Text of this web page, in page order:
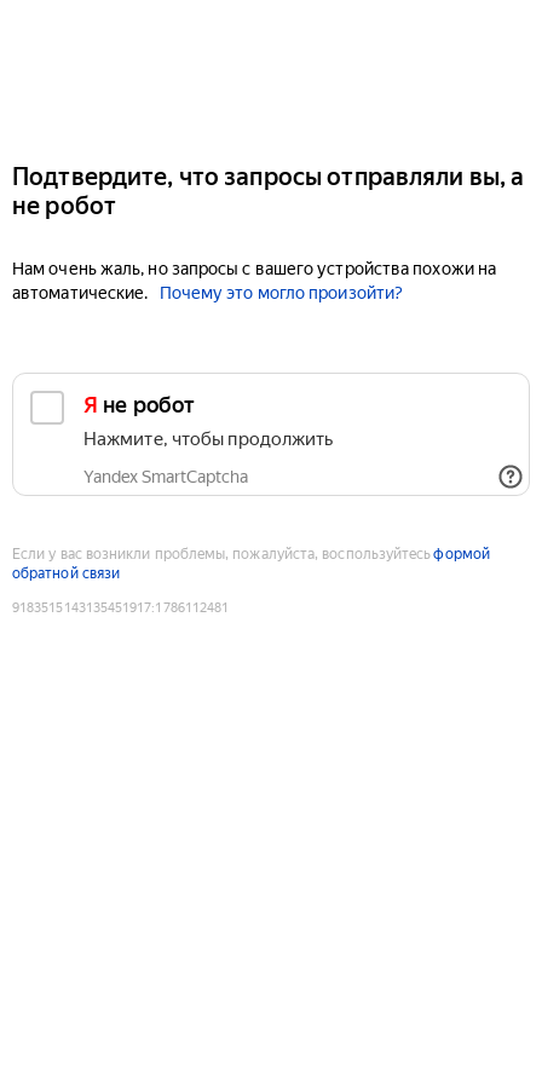
Подтвердите, что запросы отправляли вы, а
не робот
Нам очень жаль, но запросы с вашего устройства похожи на
автоматические.
Почему это могло произойти?
Я не робот
Нажмите, чтобы продолжить
Yandex SmartCaptcha
Если у вас возникли проблемы, пожалуйста, воспользуйтесьформой
обратной связи
9183515143135451917:1786112481